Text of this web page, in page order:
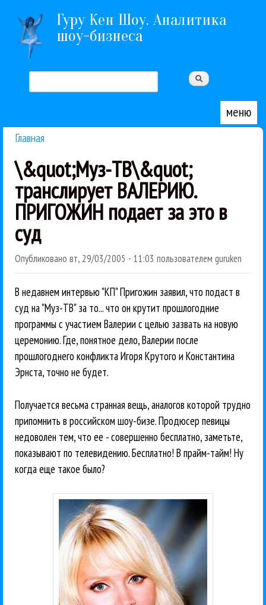
Перейти к основному содержанию
Гуру Кен Шоу. Аналитика
шоу-бизнеса
Форма поиска
меню
Главная
\&quot;Муз-ТВ\&quot;
транслирует ВАЛЕРИЮ.
ПРИГОЖИН подает за это в
суд
Опубликовано вт, 29/03/2005 - 11:03 пользователем guruken
В недавнем интервью "КП" Пригожин заявил, что подаст в
суд на "Муз-ТВ" за то... что он крутит прошлогодние
программы с участием Валерии с целью зазвать на новую
церемонию. Где, понятное дело, Валерии после
прошлогоднего конфликта Игоря Крутого и Константина
Эрнста, точно не будет.
Получается весьма странная вещь, аналогов которой трудно
припомнить в российском шоу-бизе. Продюсер певицы
недоволен тем, что ее - совершенно бесплатно, заметьте,
показывают по телевидению. Бесплатно! В прайм-тайм! Ну
когда еще такое было?